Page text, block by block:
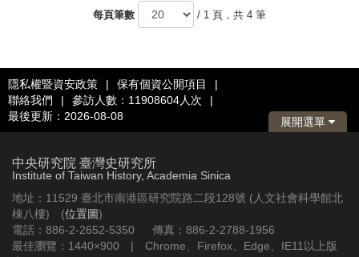
每頁筆數 / 1 頁，共 4 筆
隱私權暨資安政策 | 保有個資公開項目
|
聯絡我們
| 參訪人數：11908604人次
|
最後更新：2026-08-08
展開選單
中央研究院 臺灣史研究所
Institute of Taiwan History, Academia Sinica
地址：11529 臺北市南港區研究院路二段128號 (人文社會科學館北
棟八樓) (位置圖)
電話：886-2-2652-5350 傳真：886-2-2788-1956
最佳瀏覽：1440×900 | Chrome、Firefox、Edge、IE11以上版